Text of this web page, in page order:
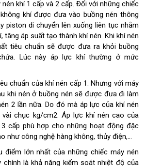
khí 1 cấp và 2 cấp. Đối với những chiếc
khí được đưa vào buồng nén thông
piston di chuyển lên xuống liên tục nhằm
tăng áp suất tạo thành khí nén. Khi khí nén
tiêu chuẩn sẽ được đưa ra khỏi buồng
Lúc này áp lực khí thường ở mức
chuẩn của khí nén cấp 1. Nhưng với máy
khi nén ở buồng nén sẽ được đưa đi làm
2 lần nữa. Do đó mà áp lực của khí nén
chục kg/cm2. Áp lực khí nén cao của
cấp phù hợp cho những hoạt động đặc
như công nghệ hàng không, thủy điện,...
điểm lớn nhất của những chiếc máy nén
chính là khả năng kiểm soát nhiệt độ của